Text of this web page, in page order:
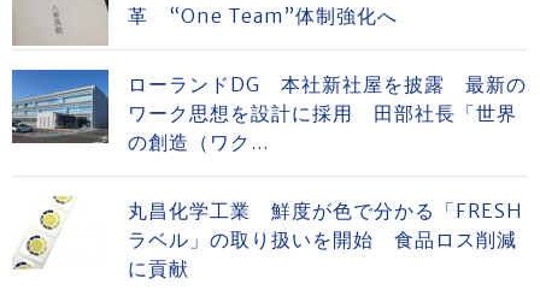
革 “One Team”体制強化へ
ローランドDG 本社新社屋を披露 最新の
ワーク思想を設計に採用 田部社長「世界
の創造（ワク...
丸昌化学工業 鮮度が色で分かる「FRESH
ラベル」の取り扱いを開始 食品ロス削減
に貢献